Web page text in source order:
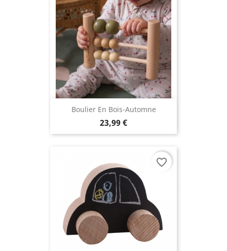
Boulier En Bois-Automne
23,99 €
favorite_border